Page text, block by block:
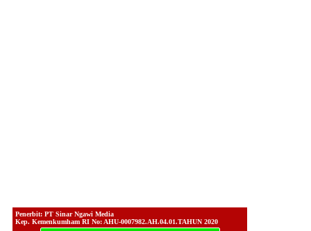
Penerbit: PT Sinar Ngawi Media
Kep. Kemenkumham RI No: AHU-0007982.AH.04.01.TAHUN 2020